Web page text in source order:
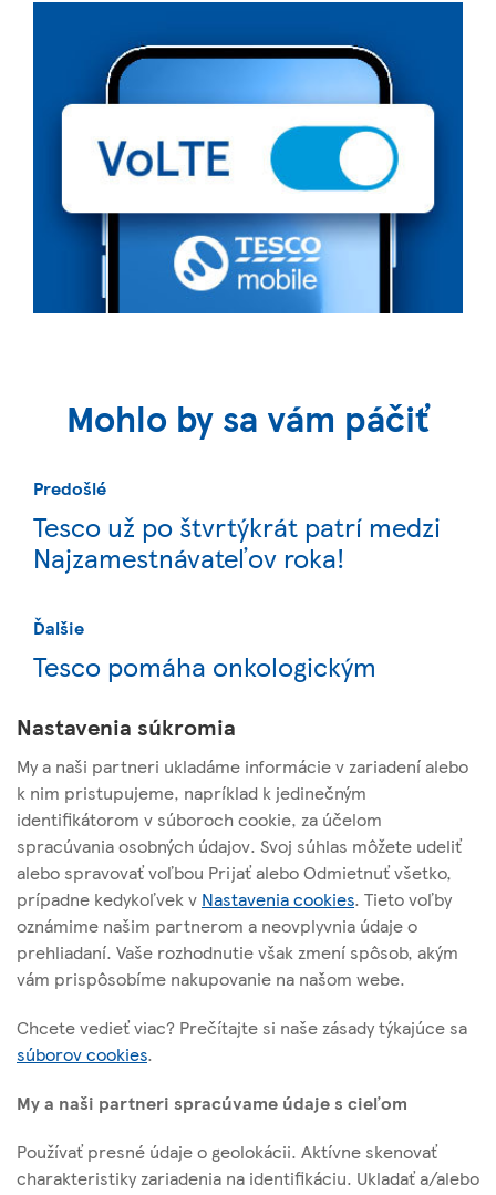
Mohlo by sa vám páčiť
Predošlé
Tesco už po štvrtýkrát patrí medzi
Najzamestnávateľov roka!
Ďalšie
Tesco pomáha onkologickým
TESCO STORES SR, a. s.
Cesta na Senec 2
821 04 Bratislava
Užitočné linky
Sledujte nás
Nastavenia súkromia
My a naši partneri ukladáme informácie v zariadení alebo
k nim pristupujeme, napríklad k jedinečným
identifikátorom v súboroch cookie, za účelom
spracúvania osobných údajov. Svoj súhlas môžete udeliť
alebo spravovať voľbou Prijať alebo Odmietnuť všetko,
prípadne kedykoľvek v Nastavenia cookies. Tieto voľby
oznámime našim partnerom a neovplyvnia údaje o
prehliadaní. Vaše rozhodnutie však zmení spôsob, akým
vám prispôsobíme nakupovanie na našom webe.
Chcete vedieť viac? Prečítajte si naše zásady týkajúce sa
súborov cookies.
My a naši partneri spracúvame údaje s cieľom
Používať presné údaje o geolokácii. Aktívne skenovať
charakteristiky zariadenia na identifikáciu. Ukladať a/alebo